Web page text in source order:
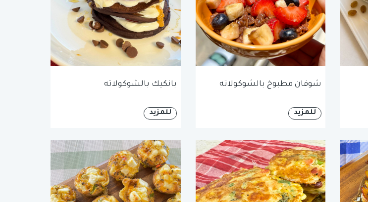
شوفان مطبوخ بالشوكولاته
للمزيد
بانكيك بالشوكولاته
للمزيد